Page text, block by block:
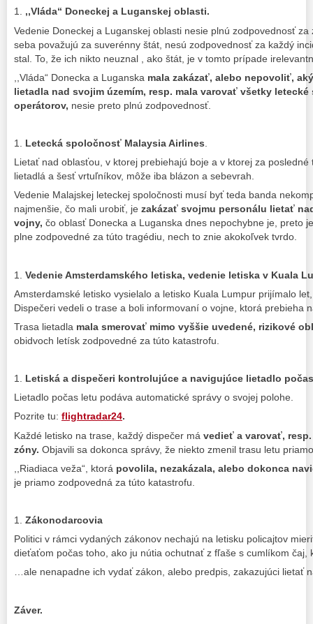
1. ,,Vláda“ Doneckej a Luganskej oblasti.
Vedenie Doneckej a Luganskej oblasti nesie plnú zodpovednosť za
seba považujú za suverénny štát, nesú zodpovednosť za každý
stal. To, že ich nikto neuznal , ako štát, je v tomto prípade
,,Vláda“ Donecka a Luganska mala zakázať, alebo nepovoliť,
lietadla nad svojim územím, resp. mala varovať všetky
operátorov, nesie preto plnú zodpovednosť.
1. Letecká spoločnosť Malaysia Airlines
Lietať nad oblasťou, v ktorej prebiehajú boje a v ktorej za posledné
lietadlá a šesť vrtuľníkov, môže iba blázon a sebevrah.
Vedenie Malajskej leteckej spoločnosti musí byť teda banda
najmenšie, čo mali urobiť, je zakázať svojmu personálu lietať
vojny, čo oblasť Donecka a Luganska dnes nepochybne je, preto
plne zodpovedné za túto tragédiu, nech to znie akokoľvek tvrdo.
1. Vedenie Amsterdamského letiska, vedenie letiska v Kuala
Amsterdamské letisko vysielalo a letisko Kuala Lumpur prijímalo
Dispečeri vedeli o trase a boli informovaní o vojne, ktorá prebieha
Trasa lietadla mala smerovať mimo vyššie uvedené, rizikové
obidvoch letísk zodpovedné za túto katastrofu.
1. Letiská a dispečeri kontrolujúce a navigujúce lietadlo
Lietadlo počas letu podáva automatické správy o svojej polohe.
Pozrite tu: flightradar24.
Každé letisko na trase, každý dispečer má vedieť a varovať,
zóny. Objavili sa dokonca správy, že niekto zmenil trasu letu
,,Riadiaca veža“, ktorá povolila, nezakázala, alebo dokonca
je priamo zodpovedná za túto katastrofu.
1. Zákonodarcovia
Politici v rámci vydaných zákonov nechajú na letisku policajtov
dieťaťom počas toho, ako ju nútia ochutnať z fľaše s cumlíkom
…ale nenapadne ich vydať zákon, alebo predpis, zakazujúci lietať
Záver.